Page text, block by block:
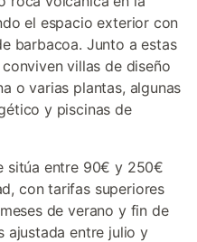
el espacio exterior con
barbacoa. Junto a estas
villas de diseño
o varias plantas, algunas
y piscinas de
sitúa entre 90€ y 250€
con tarifas superiores
de verano y fin de
ajustada entre julio y